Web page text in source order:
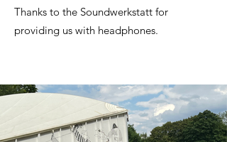
Thanks to the Soundwerkstatt for
providing us with headphones.